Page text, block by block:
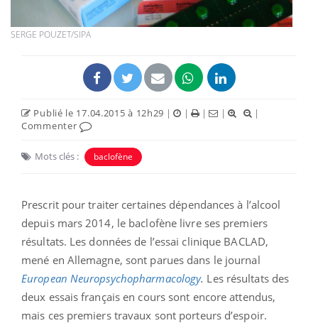
SERGE POUZET/SIPA
Publié le 17.04.2015 à 12h29 | | | |
|
Commenter
Mots clés : baclofène
Prescrit pour traiter certaines dépendances à l’alcool
depuis mars 2014, le baclofène livre ses premiers
résultats. Les données de l’essai clinique BACLAD,
mené en Allemagne, sont parues dans le journal
European Neuropsychopharmacology. Les résultats des
deux essais français en cours sont encore attendus,
mais ces premiers travaux sont porteurs d’espoir.